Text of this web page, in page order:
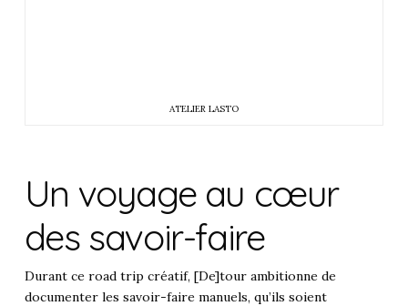
ATELIER LASTO
Un voyage au cœur
des savoir-faire
Durant ce road trip créatif, [De]tour ambitionne de
documenter les savoir-faire manuels, qu’ils soient